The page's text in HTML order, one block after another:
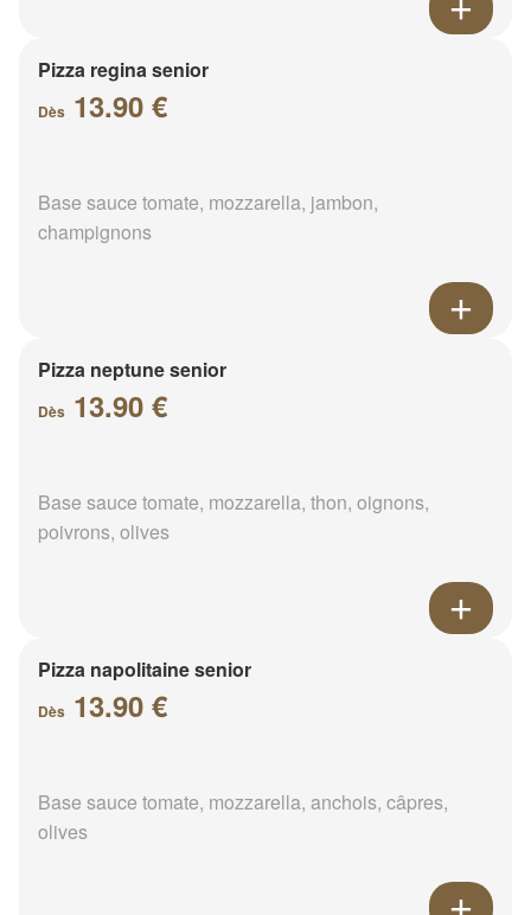
Pizza regina senior
Dès 13.90 €
Base sauce tomate, mozzarella, jambon,
champignons
Pizza neptune senior
Dès 13.90 €
Base sauce tomate, mozzarella, thon, oignons,
poivrons, olives
Pizza napolitaine senior
Dès 13.90 €
Base sauce tomate, mozzarella, anchois, câpres,
olives